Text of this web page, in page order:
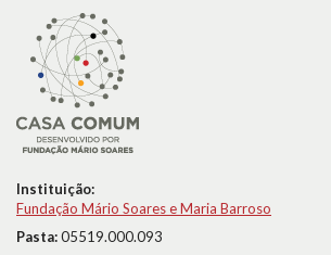
Instituição:
Fundação Mário Soares e Maria Barroso
Pasta:05519.000.093